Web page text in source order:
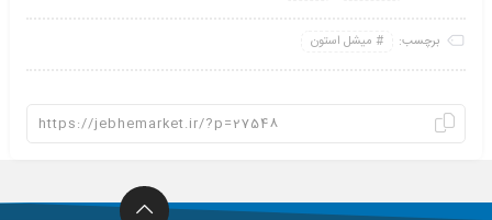
برچسب: میشل استون